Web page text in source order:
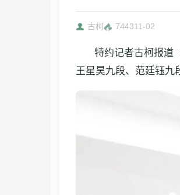
古柯 744311-02
特约记者古柯报道
王星昊九段、范廷钰九